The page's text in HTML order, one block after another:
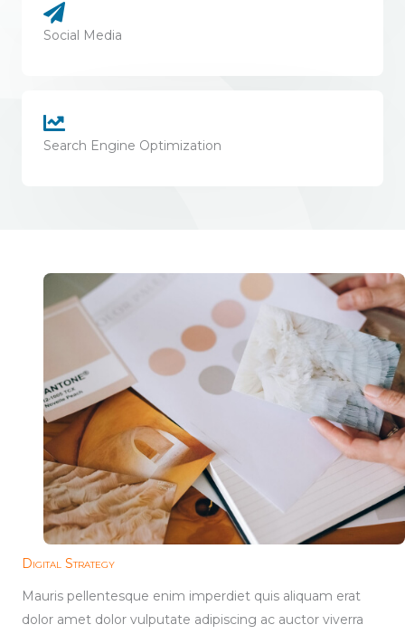
Social Media
Search Engine Optimization
Digital Strategy
Mauris pellentesque enim imperdiet quis aliquam erat
dolor amet dolor vulputate adipiscing ac auctor viverra